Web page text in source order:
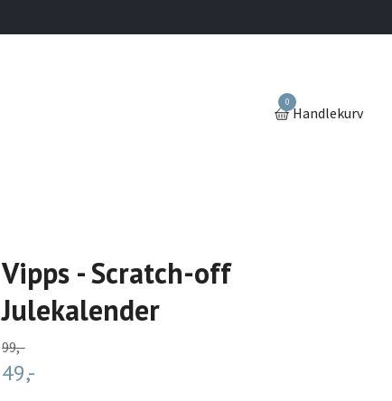
0
Handlekurv
Vipps - Scratch-off
Julekalender
99,-
49,-